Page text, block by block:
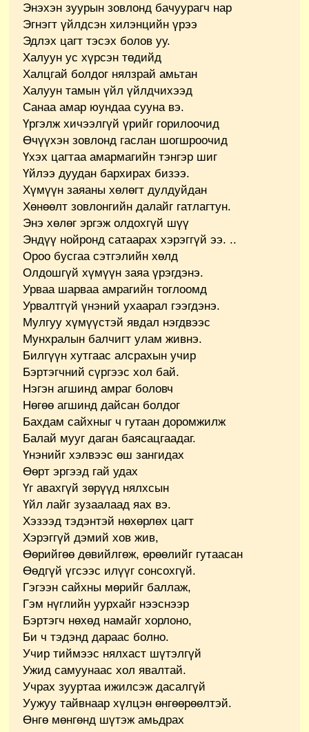
Энэхэн зуурын зовлонд бачуурагч нар
Эгнэгт үйлдсэн хилэнцийн үрээ
Эдлэх цагт тэсэх болов уу.
Халуун ус хүрсэн төдийд
Халцгай болдог нялзрай амьтан
Халуун тамын үйл үйлдчихээд
Санаа амар юундаа сууна вэ.
Үргэлж хичээлгүй үрийг горилоочид
Өчүүхэн зовлонд гаслан шогшроочид
Үхэх цагтаа амармагийн тэнгэр шиг
Үйлээ дуудан бархирах бизээ.
Хүмүүн заяаны хөлөгт дулдуйдан
Хөнөөлт зовлонгийн далайг гатлагтун.
Энэ хөлөг эргэж олдохгүй шүү
Эндүү нойронд сатаарах хэрэггүй ээ. ..
Ороо бусгаа сэтгэлийн хөлд
Олдошгүй хүмүүн заяа үрэгдэнэ.
Урваа шарваа амрагийн тоглоомд
Урвалтгүй үнэний ухаарал гээгдэнэ.
Мулгуу хүмүүстэй явдал нэгдвээс
Мунхралын балчигт улам живнэ.
Билгүүн хутгаас алсрахын учир
Бэртэгчний сүргээс хол бай.
Нэгэн агшинд амраг боловч
Нөгөө агшинд дайсан болдог
Бахдам сайхныг ч гутаан доромжилж
Балай мууг даган баясацгаадаг.
Үнэнийг хэлвээс өш зангидах
Өөрт эргээд гай удах
Үг авахгүй зөрүүд нялхсын
Үйл лайг зузаалаад яах вэ.
Хэзээд тэдэнтэй нөхөрлөх цагт
Хэрэггүй дэмий хов жив,
Өөрийгөө дөвийлгөж, өрөөлийг гутаасан
Өөдгүй үгсээс илүүг сонсохгүй.
Гэгээн сайхны мөрийг баллаж,
Гэм нүглийн уурхайг нээснээр
Бэртэгч нөхөд намайг хорлоно,
Би ч тэдэнд дараас болно.
Учир тиймээс нялхаст шүтэлгүй
Ужид самуунаас хол явалтай.
Учрах зууртаа ижилсэж дасалгүй
Уужуу тайвнаар хүлцэн өнгөөрөөлтэй.
Өнгө мөнгөнд шүтэж амьдрах